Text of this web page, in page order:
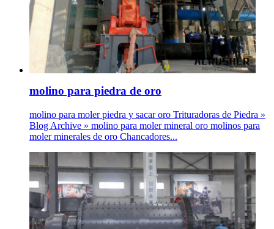
molino para piedra de oro
molino para moler piedra y sacar oro Trituradoras de Piedra »
Blog Archive » molino para moler mineral oro molinos para
moler minerales de oro Chancadores...